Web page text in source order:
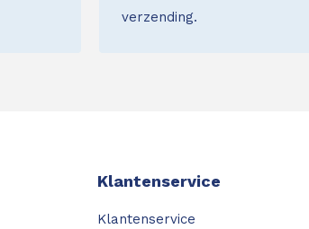
verzending.
Klantenservice
Klantenservice